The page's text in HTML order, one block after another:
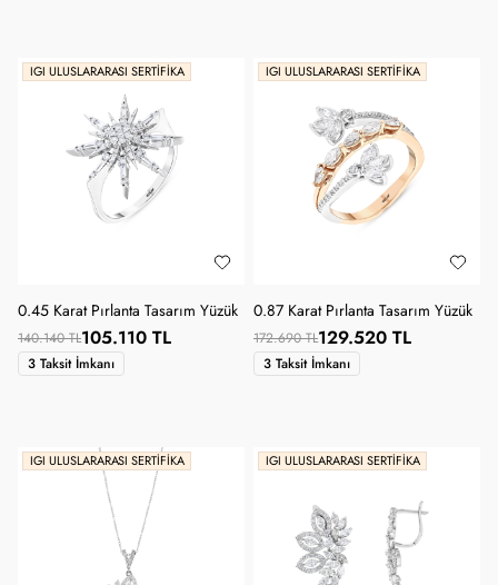
IGI ULUSLARARASI SERTIFIKA
0.45 Karat Pırlanta Tasarım Yüzük
140.140 TL105.110 TL
3 Taksit İmkanı
IGI ULUSLARARASI SERTIFIKA
0.87 Karat Pırlanta Tasarım Yüzük
172.690 TL129.520 TL
3 Taksit İmkanı
IGI ULUSLARARASI SERTIFIKA IGI ULUSLARARASI SERTIFIKA